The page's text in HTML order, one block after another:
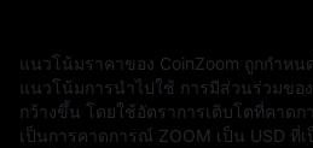
แนวโน้มราคาของ CoinZoom ถูกกำห
แนวโน้มการนำไปใช้ การมีส่วนร่วมขอ
กว้างขึ้น โดยใช้อัตราการเติบโตที่คาด
เป็นการคาดการณ์ ZOOM เป็น USD ที่